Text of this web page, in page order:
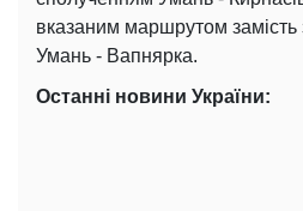
вказаним маршрутом замість
Умань - Вапнярка.
Останні новини України: